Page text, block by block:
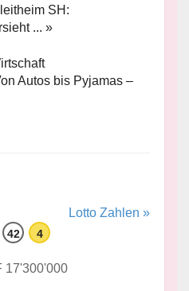
SH:
... »
Autos bis Pyjamas –
Lotto Zahlen »
42 4
17'300'000